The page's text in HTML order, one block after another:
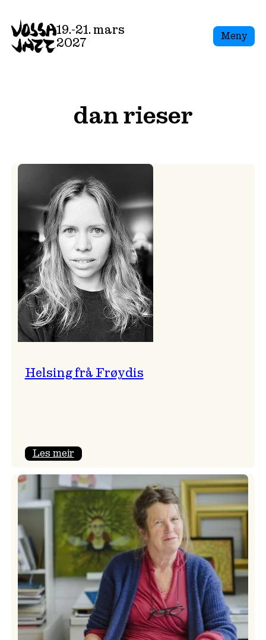
to
content
19.-21. mars
2027
Meny
dan rieser
Helsing frå Frøydis
Les meir:
frå
Frøydis